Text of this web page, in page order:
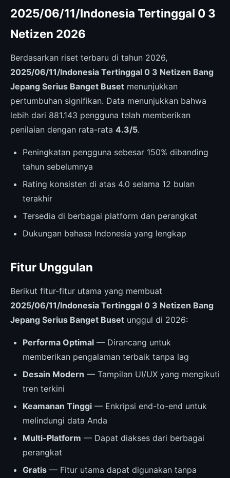
2025/06/11/Indonesia Tertinggal 0 3
Netizen 2026
Berdasarkan riset terbaru di tahun 2026,
2025/06/11/Indonesia Tertinggal 0 3 Netizen Bang
Jepang Serius Banget Buset menunjukkan
pertumbuhan signifikan. Data menunjukkan bahwa
lebih dari 881.143 pengguna telah memberikan
penilaian dengan rata-rata 4.3/5.
Peningkatan pengguna sebesar 150% dibanding
tahun sebelumnya
Rating konsisten di atas 4.0 selama 12 bulan
terakhir
Tersedia di berbagai platform dan perangkat
Dukungan bahasa Indonesia yang lengkap
Fitur Unggulan
Berikut fitur-fitur utama yang membuat
2025/06/11/Indonesia Tertinggal 0 3 Netizen Bang
Jepang Serius Banget Buset unggul di 2026:
Performa Optimal — Dirancang untuk
memberikan pengalaman terbaik tanpa lag
Desain Modern — Tampilan UI/UX yang mengikuti
tren terkini
Keamanan Tinggi — Enkripsi end-to-end untuk
melindungi data Anda
Multi-Platform — Dapat diakses dari berbagai
perangkat
Gratis — Fitur utama dapat digunakan tanpa